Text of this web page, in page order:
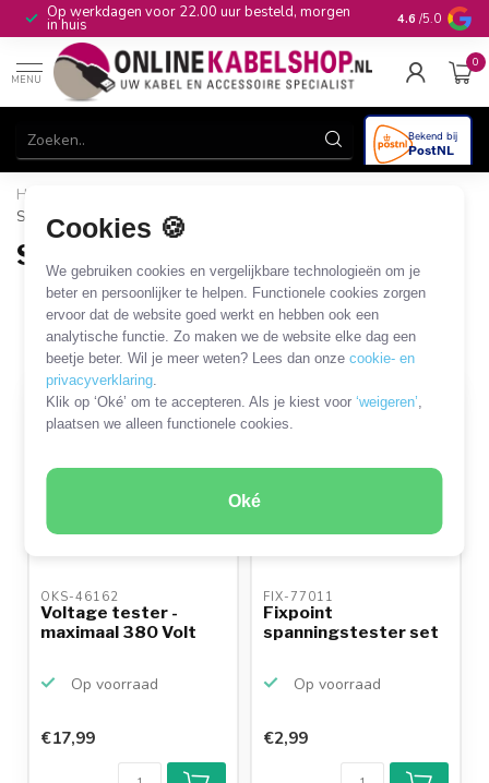
Cookies 🍪
We gebruiken cookies en vergelijkbare technologieën om je
beter en persoonlijker te helpen. Functionele cookies zorgen
ervoor dat de website goed werkt en hebben ook een
analytische functie. Zo maken we de website elke dag een
beetje beter. Wil je meer weten? Lees dan onzecookie- en
privacyverklaring.
Klik op ‘Oké’ om te accepteren. Als je kiest voor‘weigeren’,
plaatsen we alleen functionele cookies.
Oké
Op werkdagen voor 22.00 uur besteld, morgen
in huis 10+jaar
4.6 /5.0
MENU
0
Home
Spanningstester
Spanningstester
4 PRODUCTEN
Filters SORTEER OP
OKS-46162
Voltage tester -
maximaal 380 Volt
Op voorraad
€17,99
FIX-77011
Fixpoint
spanningstester set
Op voorraad
€2,99